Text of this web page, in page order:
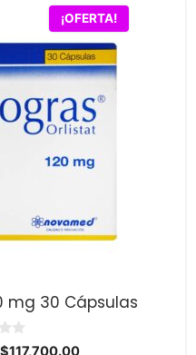
¡OFERTA!
mg 30 Cápsulas
El
$117,700.00El